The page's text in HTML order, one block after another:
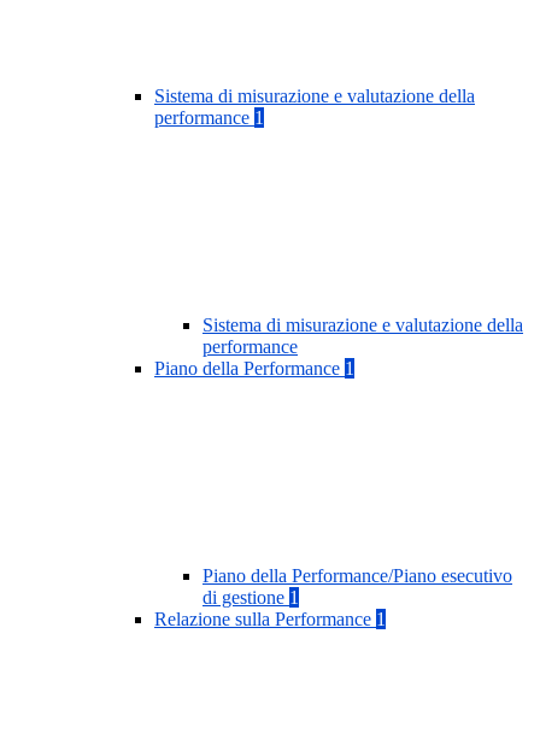
Sistema di misurazione e valutazione della
performance 1
Sistema di misurazione e valutazione della
performance
Piano della Performance 1
Piano della Performance/Piano esecutivo
di gestione 1
Relazione sulla Performance 1